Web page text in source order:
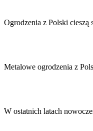
Ogrodzenia z Polski
Metalowe ogrodzenia z
W ostatnich latach